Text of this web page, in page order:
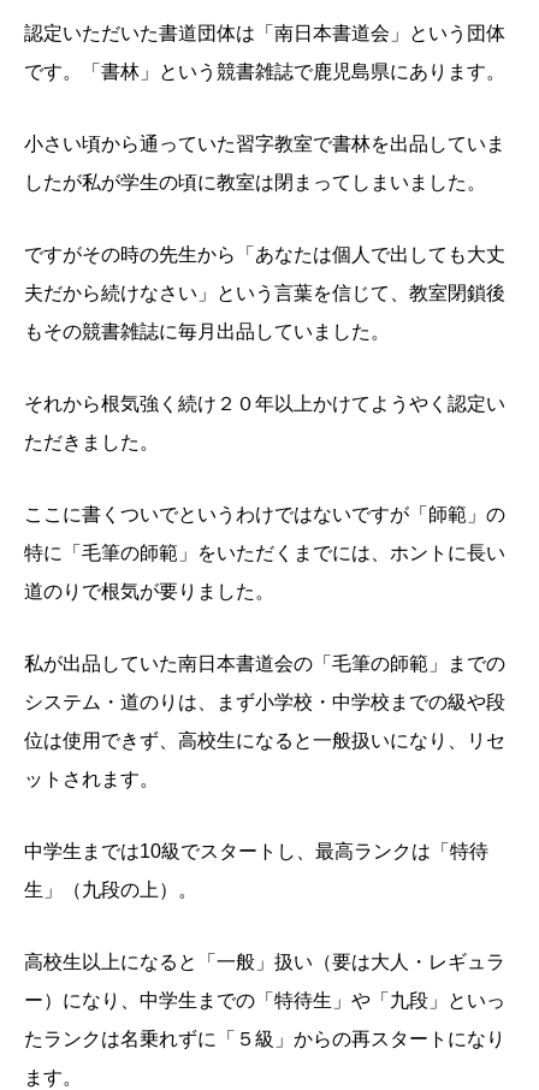
認定いただいた書道団体は「南日本書道会」という団体
です。「書林」という競書雑誌で鹿児島県にあります。
小さい頃から通っていた習字教室で書林を出品していま
したが私が学生の頃に教室は閉まってしまいました。
ですがその時の先生から「あなたは個人で出しても大丈
夫だから続けなさい」という言葉を信じて、教室閉鎖後
もその競書雑誌に毎月出品していました。
それから根気強く続け２０年以上かけてようやく認定い
ただきました。
ここに書くついでというわけではないですが「師範」の
特に「毛筆の師範」をいただくまでには、ホントに長い
道のりで根気が要りました。
私が出品していた南日本書道会の「毛筆の師範」までの
システム・道のりは、まず小学校・中学校までの級や段
位は使用できず、高校生になると一般扱いになり、リセ
ットされます。
中学生までは10級でスタートし、最高ランクは「特待
生」（九段の上）。
高校生以上になると「一般」扱い（要は大人・レギュラ
ー）になり、中学生までの「特待生」や「九段」といっ
たランクは名乗れずに「５級」からの再スタートになり
ます。